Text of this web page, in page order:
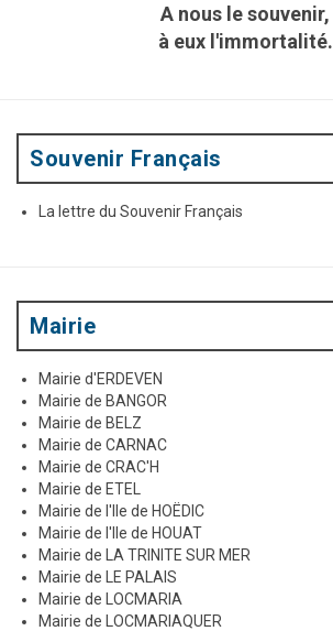
e
s
a
i
c
l
e
s
r
A nous le souvenir,
à eux l'immortalité.
Souvenir Français
La lettre du Souvenir Français
Mairie
Mairie d'ERDEVEN
Mairie de BANGOR
Mairie de BELZ
Mairie de CARNAC
Mairie de CRAC'H
Mairie de ETEL
Mairie de l'Ile de HOËDIC
Mairie de l'Ile de HOUAT
Mairie de LA TRINITE SUR MER
Mairie de LE PALAIS
Mairie de LOCMARIA
Mairie de LOCMARIAQUER